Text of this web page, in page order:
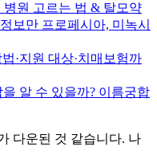
원 고르는 법 & 탈모약
보만 프로페시아, 미녹시
·지원 대상·치매보험까
알 수 있을까? 이름궁합
다운된 것 같습니다. 나